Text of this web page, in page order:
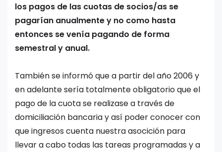
los pagos de las cuotas de socios/as se
pagarían anualmente y no como hasta
entonces se venía pagando de forma
semestral y anual.
También se informó que a partir del año 2006 y
en adelante sería totalmente obligatorio que el
pago de la cuota se realizase a través de
domiciliación bancaria y así poder conocer con
que ingresos cuenta nuestra asocición para
llevar a cabo todas las tareas programadas y a